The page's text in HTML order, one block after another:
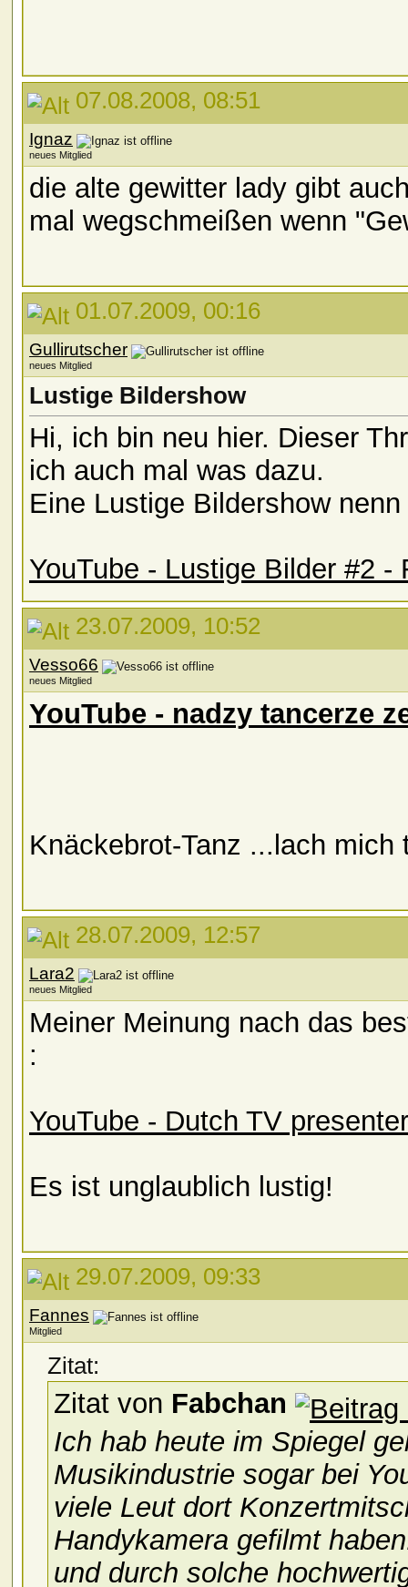
07.08.2008, 08:51
Ignaz
neues Mitglied
die alte gewitter lady gibt
mal wegschmeißen wenn
01.07.2009, 00:16
Gullirutscher
neues Mitglied
Lustige Bildershow
Hi, ich bin neu hier. Dieser
ich auch mal was dazu.
Eine Lustige Bildershow
YouTube - Lustige Bilder #2
23.07.2009, 10:52
Vesso66
neues Mitglied
YouTube - nadzy tancerze
Knäckebrot-Tanz ...lach mich
28.07.2009, 12:57
Lara2
neues Mitglied
Meiner Meinung nach das
:
YouTube - Dutch TV
Es ist unglaublich lustig!
29.07.2009, 09:33
Fannes
Mitglied
Zitat:
Zitat von Fabchan
Ich hab heute im Spiegel
Musikindustrie sogar bei
viele Leut dort
Handykamera gefilmt
und durch solche